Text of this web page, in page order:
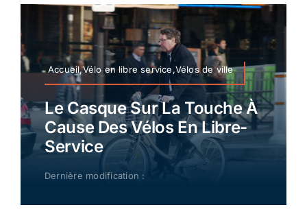
Accueil,Vélo en libre service,Vélos de ville
Le Casque Sur La Touche À
Cause Des Vélos En Libre-
Service
Dernière modification :